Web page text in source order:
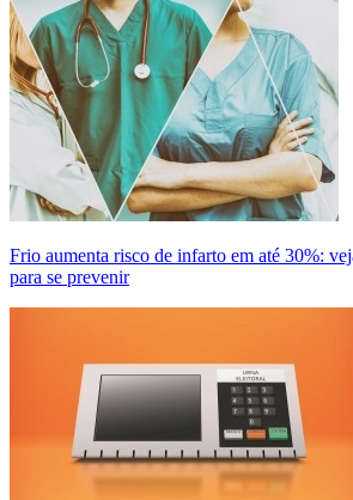
Frio aumenta risco de infarto em até 30%:
para se prevenir